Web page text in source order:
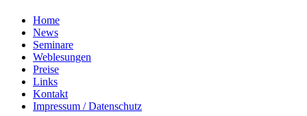
Home
News
Seminare
Weblesungen
Preise
Links
Kontakt
Impressum / Datenschutz